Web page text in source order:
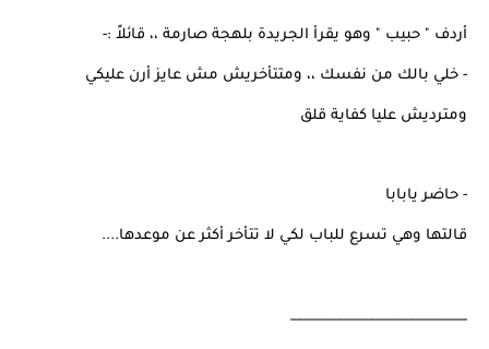
أردف " حبيب " وهو يقرأ الجريدة بلهجة صارمة ،، قائلاً :-
- خلي بالك من نفسك ،، ومتتأخريش مش عايز أرن عليكي
ومترديش عليا كفاية قلق
- حاضر يابابا
قالتها وهي تسرع للباب لكي لا تتأخر أكثر عن موعدها....
___________________________